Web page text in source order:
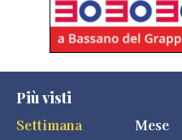
Più visti
Settimana
Mese